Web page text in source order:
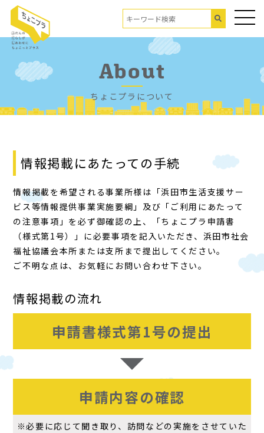
About
ちょこプラについて
情報掲載にあたっての手続
情報掲載を希望される事業所様は「浜田市生活支援サー
ビス等情報提供事業実施要綱」及び「ご利用にあたって
の注意事項」を必ず御確認の上、「ちょこプラ申請書
（様式第1号）」に必要事項を記入いただき、浜田市社会
福祉協議会本所または支所まで提出してください。
ご不明な点は、お気軽にお問い合わせ下さい。
情報掲載の流れ
申請書様式第1号の提出
申請内容の確認
※必要に応じて聞き取り、訪問などの実施をさせていた